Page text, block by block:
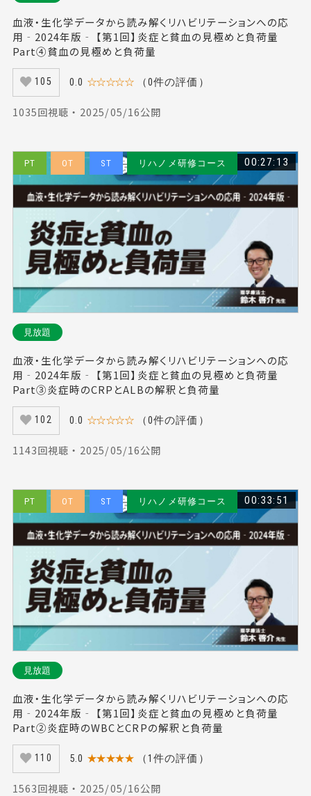
血液・生化学データから読み解くリハビリテーションへの応
用‐2024年版‐ 【第1回】炎症と貧血の見極めと負荷量
Part④貧血の見極めと負荷量
105 0.0 ☆☆☆☆☆ （0件の評価）
1035回視聴 ・ 2025/05/16公開
PT OT ST リハノメ研修コース 00:27:13
見放題
血液・生化学データから読み解くリハビリテーションへの応
用‐2024年版‐ 【第1回】炎症と貧血の見極めと負荷量
Part③炎症時のCRPとALBの解釈と負荷量
102 0.0 ☆☆☆☆☆ （0件の評価）
1143回視聴 ・ 2025/05/16公開
PT OT ST リハノメ研修コース 00:33:51
見放題
血液・生化学データから読み解くリハビリテーションへの応
用‐2024年版‐ 【第1回】炎症と貧血の見極めと負荷量
Part②炎症時のWBCとCRPの解釈と負荷量
110 5.0 ★★★★★ （1件の評価）
1563回視聴 ・ 2025/05/16公開